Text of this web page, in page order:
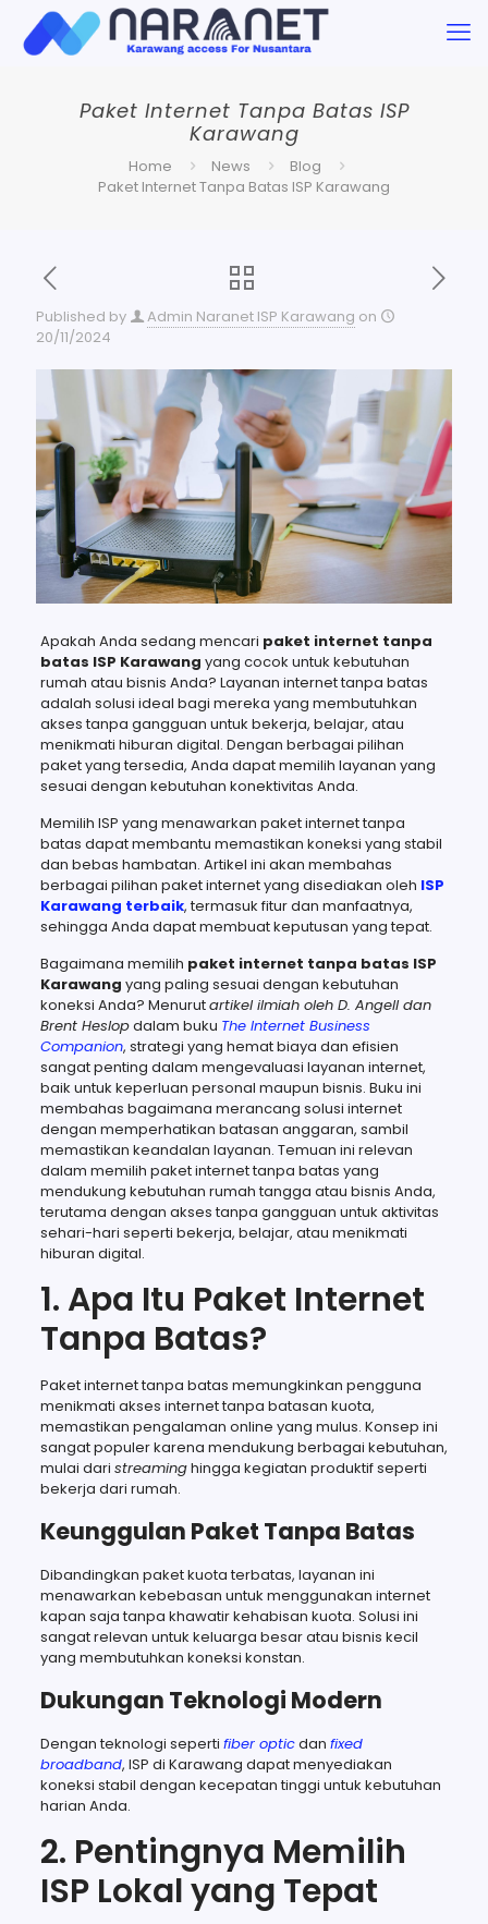
Paket Internet Tanpa Batas ISP
Karawang
Home News
Blog
Paket Internet Tanpa Batas ISP Karawang
Published by Admin Naranet ISP Karawang on
20/11/2024
Apakah Anda sedang mencari paket internet tanpa
batas ISP Karawang yang cocok untuk kebutuhan
rumah atau bisnis Anda? Layanan internet tanpa batas
adalah solusi ideal bagi mereka yang membutuhkan
akses tanpa gangguan untuk bekerja, belajar, atau
menikmati hiburan digital. Dengan berbagai pilihan
paket yang tersedia, Anda dapat memilih layanan yang
sesuai dengan kebutuhan konektivitas Anda.
Memilih ISP yang menawarkan paket internet tanpa
batas dapat membantu memastikan koneksi yang stabil
dan bebas hambatan. Artikel ini akan membahas
berbagai pilihan paket internet yang disediakan oleh ISP
Karawang terbaik, termasuk fitur dan manfaatnya,
sehingga Anda dapat membuat keputusan yang tepat.
Bagaimana memilih paket internet tanpa batas ISP
Karawang yang paling sesuai dengan kebutuhan
koneksi Anda? Menurutartikel ilmiah oleh D. Angell dan
Brent Heslopdalam buku The Internet Business
Companion, strategi yang hemat biaya dan efisien
sangat penting dalam mengevaluasi layanan internet,
baik untuk keperluan personal maupun bisnis. Buku ini
membahas bagaimana merancang solusi internet
dengan memperhatikan batasan anggaran, sambil
memastikan keandalan layanan. Temuan ini relevan
dalam memilih paket internet tanpa batas yang
mendukung kebutuhan rumah tangga atau bisnis Anda,
terutama dengan akses tanpa gangguan untuk aktivitas
sehari-hari seperti bekerja, belajar, atau menikmati
hiburan digital.
1. Apa Itu Paket Internet
Tanpa Batas?
Paket internet tanpa batas memungkinkan pengguna
menikmati akses internet tanpa batasan kuota,
memastikan pengalaman online yang mulus. Konsep ini
sangat populer karena mendukung berbagai kebutuhan,
mulai dari streaminghingga kegiatan produktif seperti
bekerja dari rumah.
Keunggulan Paket Tanpa Batas
Dibandingkan paket kuota terbatas, layanan ini
menawarkan kebebasan untuk menggunakan internet
kapan saja tanpa khawatir kehabisan kuota. Solusi ini
sangat relevan untuk keluarga besar atau bisnis kecil
yang membutuhkan koneksi konstan.
Dukungan Teknologi Modern
Dengan teknologi seperti fiber opticdan fixed
broadband, ISP di Karawang dapat menyediakan
koneksi stabil dengan kecepatan tinggi untuk kebutuhan
harian Anda.
2. Pentingnya Memilih
ISP Lokal yang Tepat